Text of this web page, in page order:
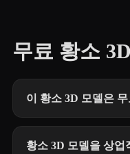
무료 황소
이 황소 3D 모델은
황소 3D 모델을 상업